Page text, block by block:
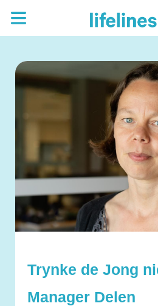
Trynke de Jong
Manager Delen